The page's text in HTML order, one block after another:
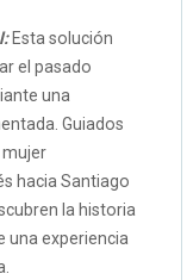
Esta solución
el pasado
una
Guiados
mujer
hacia Santiago
la historia
una experiencia